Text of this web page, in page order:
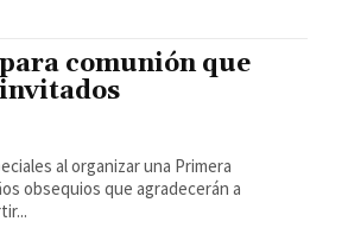
comunión que
al organizar una Primera
obsequios que agradecerán a